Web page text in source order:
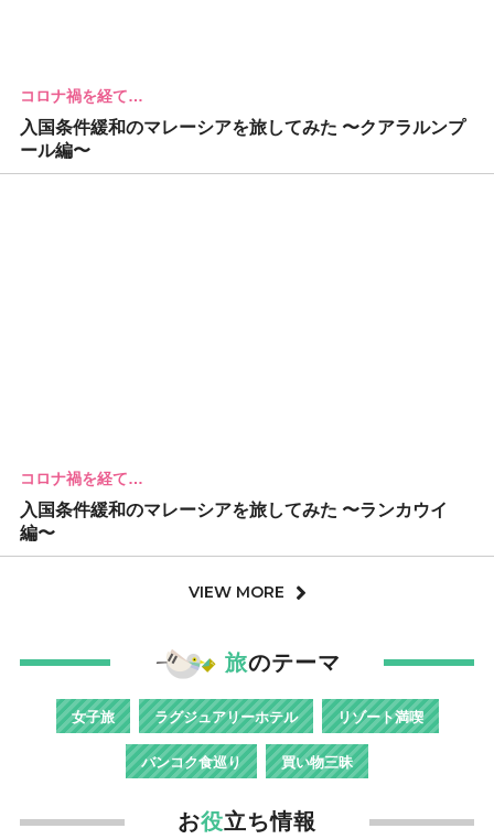
コロナ禍を経て…
入国条件緩和のマレーシアを旅してみた 〜クアラルンプ
ール編〜
コロナ禍を経て…
入国条件緩和のマレーシアを旅してみた 〜ランカウイ
編〜
VIEW MORE
旅のテーマ
女子旅 ラグジュアリーホテル リゾート満喫
バンコク食巡り 買い物三昧
お役立ち情報